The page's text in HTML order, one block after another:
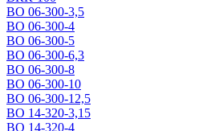
ВО 06-300-3,5
ВО 06-300-4
ВО 06-300-5
ВО 06-300-6,3
ВО 06-300-8
ВО 06-300-10
ВО 06-300-12,5
ВО 14-320-3,15
ВО 14-320-4